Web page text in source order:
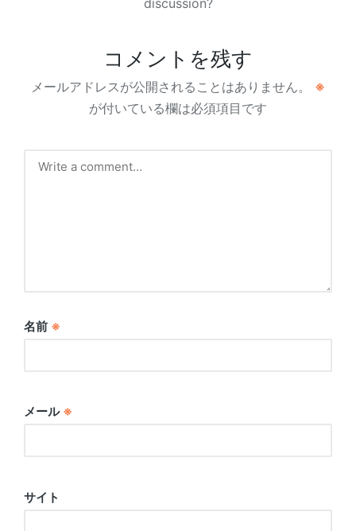
コメントを残す
メールアドレスが公開されることはありません。
※
が付いている欄は必須項目です
名前 ※
メール ※
サイト